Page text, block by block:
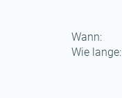
Wann:
Wie lange: